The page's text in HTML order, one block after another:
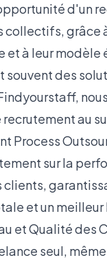
d'un
collectifs, grâce
et à leur modèle
des
au
Process
sur la
et un meilleur
et Qualité des
seul,